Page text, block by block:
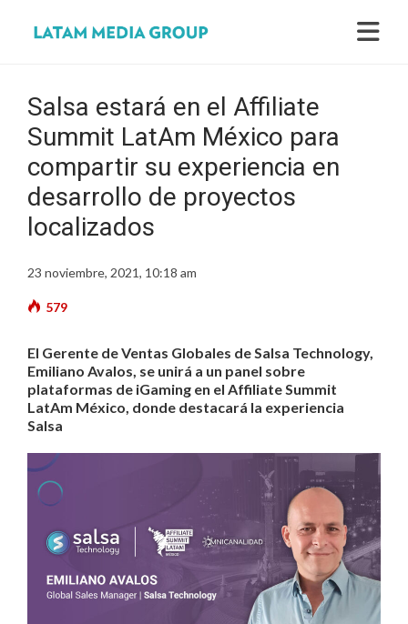
Salsa estará en el Affiliate
Summit LatAm México para
compartir su experiencia en
desarrollo de proyectos
localizados
23 noviembre, 2021, 10:18 am
579
El Gerente de Ventas Globales de Salsa Technology,
Emiliano Avalos, se unirá a un panel sobre
plataformas de iGaming en el Affiliate Summit
LatAm México, donde destacará la experiencia
Salsa